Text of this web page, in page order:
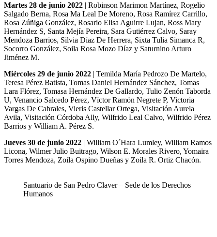
Martes 28 de junio 2022 | Robinson Marimon Martínez, Rogelio
Salgado Berna, Rosa Ma Leal De Moreno, Rosa Ramírez Carrillo,
Rosa Zúñiga González, Rosario Elisa Aguirre Lujan, Ross Mary
Hernández S, Santa Mejía Pereira, Sara Gutiérrez Calvo, Saray
Mendoza Barrios, Silvia Díaz De Herrera, Sixta Tulia Simanca R,
Socorro González, Soila Rosa Mozo Díaz y Saturnino Arturo
Jiménez M.
Miércoles 29 de junio 2022 | Temilda María Pedrozo De Martelo,
Teresa Pérez Batista, Tomas Daniel Hernández Sánchez, Tomas
Lara Flórez, Tomasa Hernández De Gallardo, Tulio Zenón Taborda
U, Venancio Salcedo Pérez, Víctor Ramón Negrete P, Victoria
Vargas De Cabrales, Vieris Castellar Ortega, Visitación Aurela
Avila, Visitación Córdoba Ally, Wilfrido Leal Calvo, Wilfrido Pérez
Barrios y William A. Pérez S.
Jueves 30 de junio 2022 | William O´Hara Lumley, William Ramos
Licona, Wilmer Julio Buitrago, Wilson E. Morales Rivero, Yomaira
Torres Mendoza, Zoila Ospino Dueñas y Zoila R. Ortiz Chacón.
Santuario de San Pedro Claver – Sede de los Derechos
Humanos